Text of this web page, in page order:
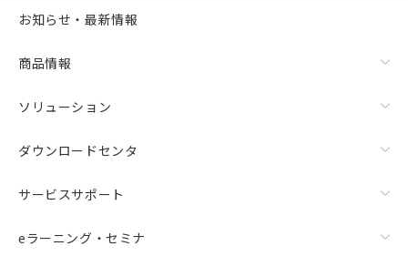
お知らせ・最新情報
商品情報
ソリューション
ダウンロードセンタ
サービスサポート
eラーニング・セミナ